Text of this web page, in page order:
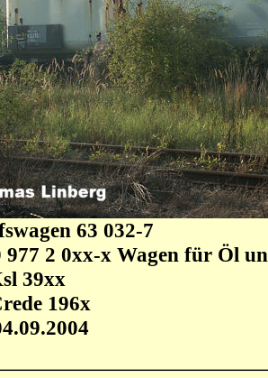
63 032-7
977 2 0xx-x Wagen für Öl
39xx
196x